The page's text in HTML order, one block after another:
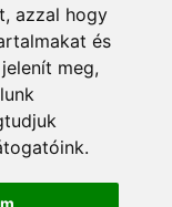
azzal hogy
és
meg,